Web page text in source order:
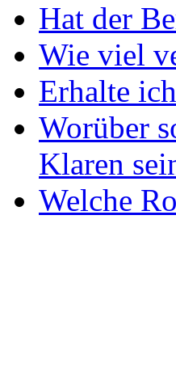
Hat der
Wie viel
Erhalte
Worüber
Klaren
Welche